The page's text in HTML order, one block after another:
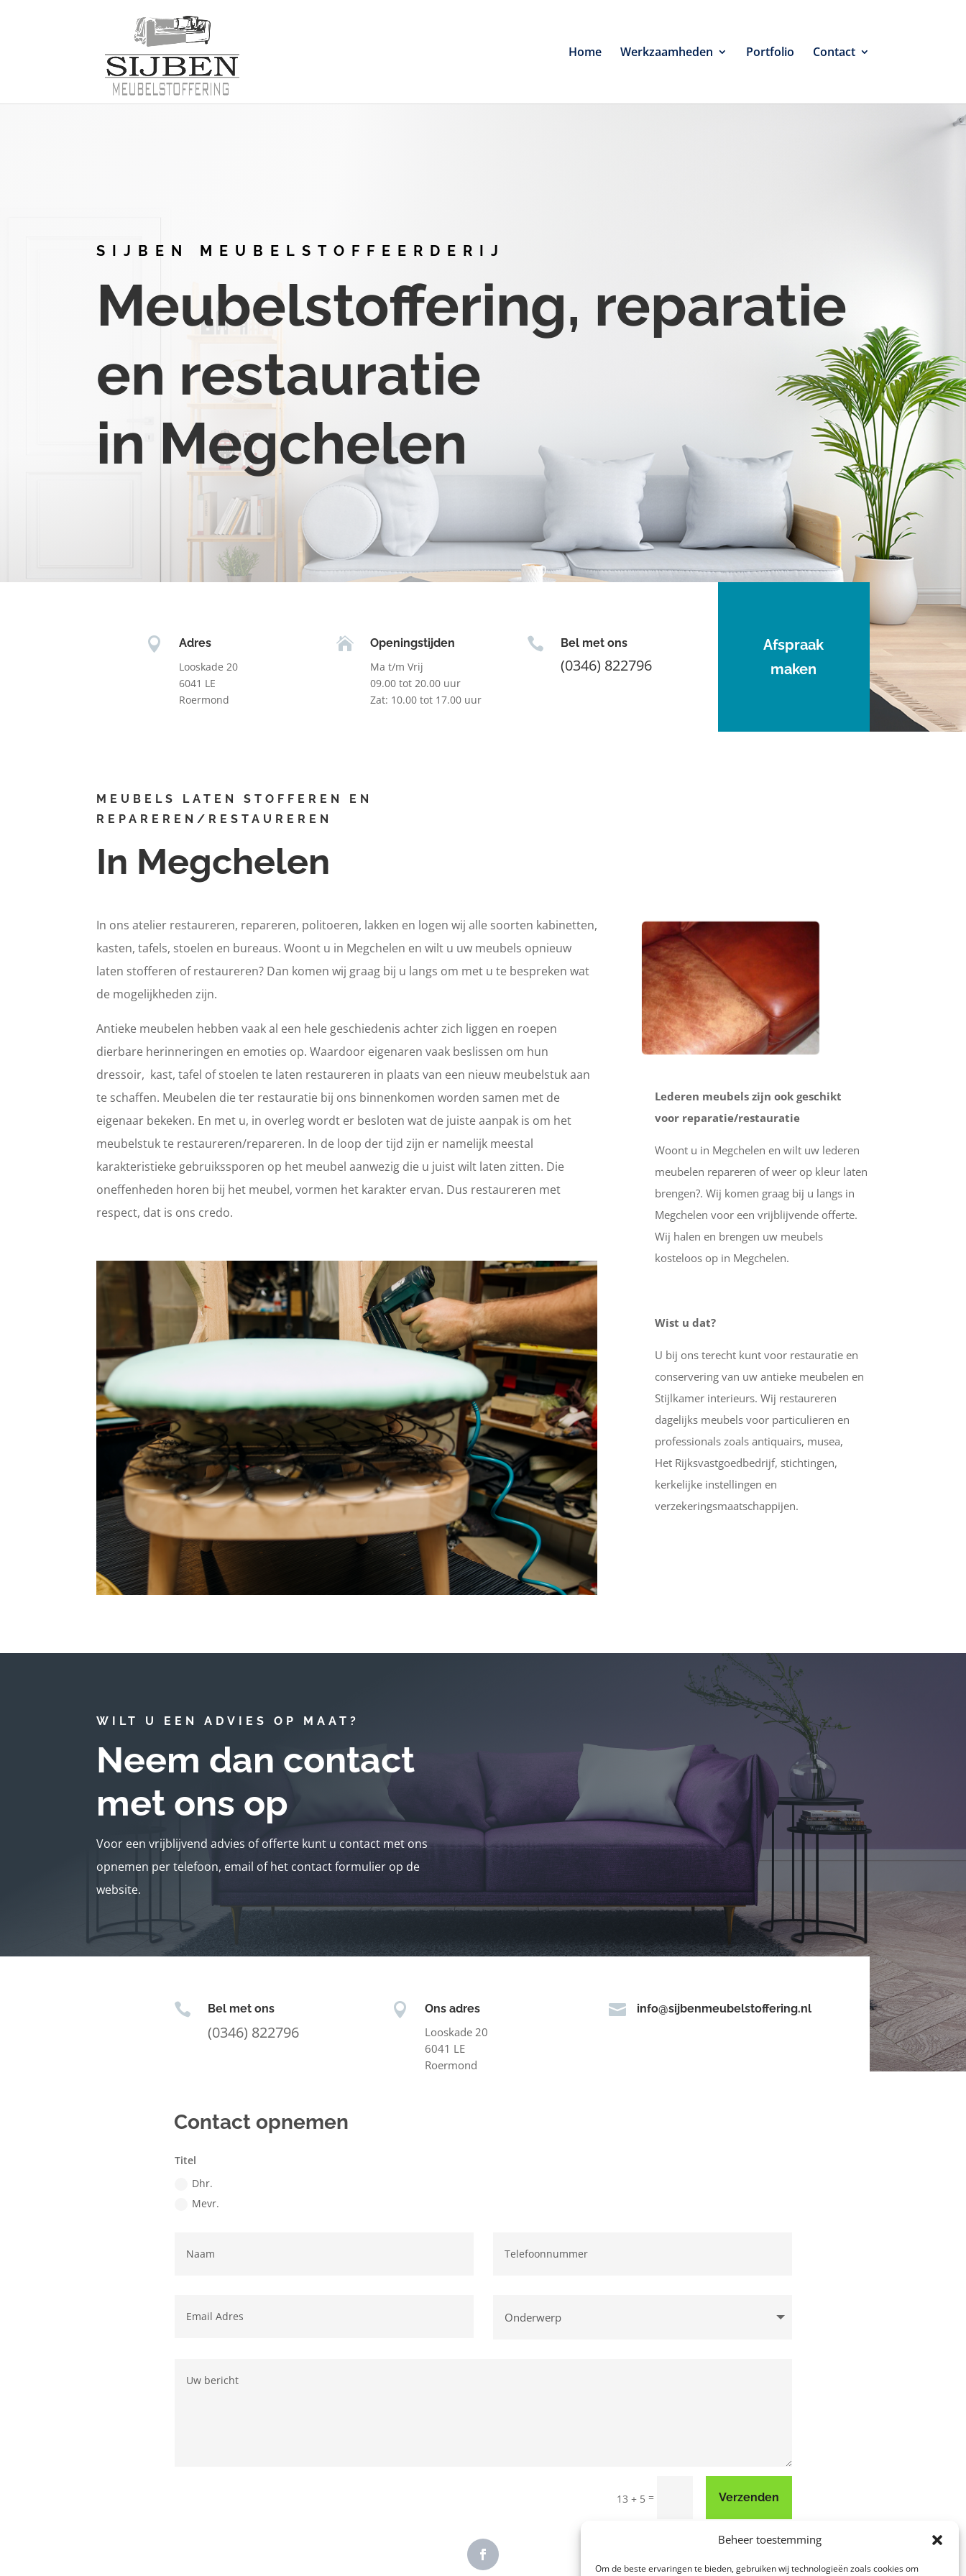
Beheer toestemming
Om de beste ervaringen te bieden, gebruiken wij technologieën zoals cookies om
Home Werkzaamheden Portfolio Contact
SIJBEN MEUBELSTOFFEERDERIJ
Meubelstoffering, reparatie
en restauratie
in Megchelen

Adres
Looskade 20
6041 LE
Roermond

Openingstijden
Ma t/m Vrij
09.00 tot 20.00 uur
Zat: 10.00 tot 17.00 uur
 Bel met ons
(0346) 822796
Afspraak
maken
MEUBELS LATEN STOFFEREN EN
REPAREREN/RESTAUREREN
In Megchelen
In ons atelier restaureren, repareren, politoeren, lakken en logen wij alle soorten kabinetten,
kasten, tafels, stoelen en bureaus. Woont u in Megchelen en wilt u uw meubels opnieuw
laten stofferen of restaureren? Dan komen wij graag bij u langs om met u te bespreken wat
de mogelijkheden zijn.
Antieke meubelen hebben vaak al een hele geschiedenis achter zich liggen en roepen
dierbare herinneringen en emoties op. Waardoor eigenaren vaak beslissen om hun
dressoir, kast, tafel of stoelen te laten restaureren in plaats van een nieuw meubelstuk aan
te schaffen. Meubelen die ter restauratie bij ons binnenkomen worden samen met de
eigenaar bekeken. En met u, in overleg wordt er besloten wat de juiste aanpak is om het
meubelstuk te restaureren/repareren. In de loop der tijd zijn er namelijk meestal
karakteristieke gebruikssporen op het meubel aanwezig die u juist wilt laten zitten. Die
oneffenheden horen bij het meubel, vormen het karakter ervan. Dus restaureren met
respect, dat is ons credo.
Lederen meubels zijn ook geschikt
voor reparatie/restauratie
Woont u in Megchelen en wilt uw lederen
meubelen repareren of weer op kleur laten
brengen?. Wij komen graag bij u langs in
Megchelen voor een vrijblijvende offerte.
Wij halen en brengen uw meubels
kosteloos op in Megchelen.
Wist u dat?
U bij ons terecht kunt voor restauratie en
conservering van uw antieke meubelen en
Stijlkamer interieurs. Wij restaureren
dagelijks meubels voor particulieren en
professionals zoals antiquairs, musea,
Het Rijksvastgoedbedrijf, stichtingen,
kerkelijke instellingen en
verzekeringsmaatschappijen.
WILT U EEN ADVIES OP MAAT?
Neem dan contact
met ons op
Voor een vrijblijvend advies of offerte kunt u contact met ons
opnemen per telefoon, email of het contact formulier op de
website.
 Bel met ons
(0346) 822796
 Ons adres
Looskade 20
6041 LE
Roermond
 info@sijbenmeubelstoffering.nl
Contact opnemen
Titel
Dhr.
Mevr.
13 + 5 = Verzenden